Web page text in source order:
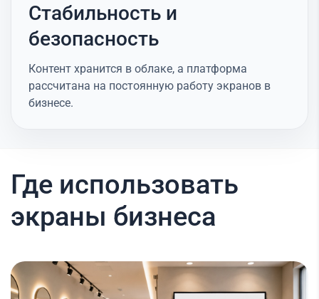
Стабильность и
безопасность
Контент хранится в облаке, а платформа
рассчитана на постоянную работу экранов в
бизнесе.
Где использовать
экраны бизнеса